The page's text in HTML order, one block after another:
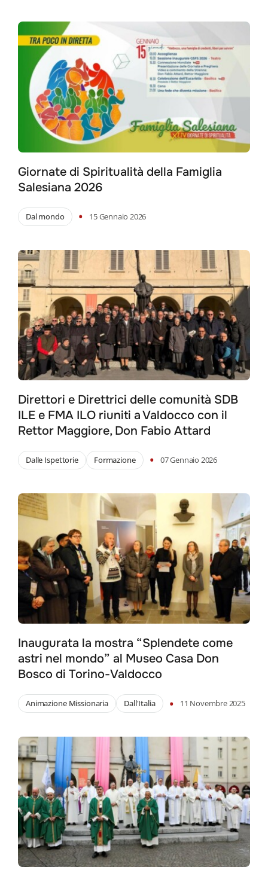
Giornate di Spiritualità della Famiglia
Salesiana 2026
Dal mondo • 15 Gennaio 2026
Direttori e Direttrici delle comunità SDB
ILE e FMA ILO riuniti a Valdocco con il
Rettor Maggiore, Don Fabio Attard
Dalle Ispettorie Formazione • 07 Gennaio 2026
Inaugurata la mostra “Splendete come
astri nel mondo” al Museo Casa Don
Bosco di Torino-Valdocco
Animazione Missionaria Dall'Italia • 11 Novembre 2025